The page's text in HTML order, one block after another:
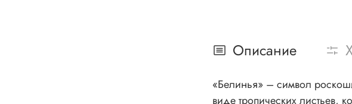
Описание
«Белинья» – символ роскоши и шарма. Комплект постельного белья из сатина украшен элегантной композицией в
виде тропических листьев,